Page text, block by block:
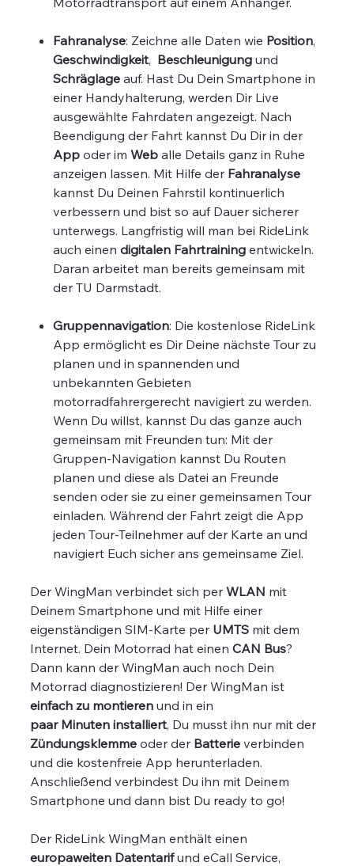
Fahranalyse: Zeichne alle Daten wie Position,
Geschwindigkeit, Beschleunigung und
Schräglage auf. Hast Du Dein Smartphone in
einer Handyhalterung, werden Dir Live
ausgewählte Fahrdaten angezeigt. Nach
Beendigung der Fahrt kannst Du Dir in der
App oder imWeb alle Details ganz in Ruhe
anzeigen lassen. Mit Hilfe der Fahranalyse
kannst Du Deinen Fahrstil kontinuerlich
verbessern und bist so auf Dauer sicherer
unterwegs. Langfristig will man bei RideLink
auch einendigitalen Fahrtraining entwickeln.
Daran arbeitet man bereits gemeinsam mit
der TU Darmstadt.
Gruppennavigation: Die kostenlose RideLink
App ermöglicht es Dir Deine nächste Tour zu
planen und in spannenden und
unbekannten Gebieten
motorradfahrergerecht navigiert zu werden.
Wenn Du willst, kannst Du das ganze auch
gemeinsam mit Freunden tun: Mit der
Gruppen-Navigation kannst Du Routen
planen und diese als Datei an Freunde
senden oder sie zu einer gemeinsamen Tour
einladen. Während der Fahrt zeigt die App
jeden Tour-Teilnehmer auf der Karte an und
navigiert Euch sicher ans gemeinsame Ziel.
Der WingMan verbindet sich perWLAN mit
Deinem Smartphone und mit Hilfe einer
eigenständigen SIM-Karte per UMTS mit dem
Internet. Dein Motorrad hat einenCAN Bus?
Dann kann der WingMan auch noch Dein
Motorrad diagnostizieren! Der WingMan ist
einfach zu montieren und in ein
paar Minuten installiert, Du musst ihn nur mit der
Zündungsklemme oder der Batterie verbinden
und die kostenfreie App herunterladen.
Anschließend verbindest Du ihn mit Deinem
Smartphone und dann bist Du ready to go!
Der RideLink WingMan enthält einen
europaweiten Datentarifund eCall Service,